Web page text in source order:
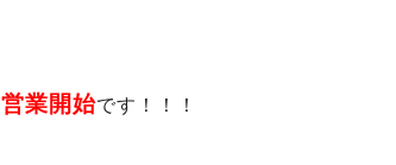
営業開始です！！！